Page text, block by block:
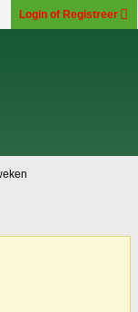
Login of Registreer